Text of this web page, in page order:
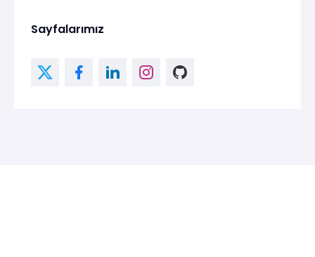
Sayfalarımız